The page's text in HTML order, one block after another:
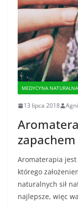
MEDYCYNA NATURALNA
13 lipca 2018
zapachem
Aromaterapia
którego
naturalnych sił
najlepsze, więc